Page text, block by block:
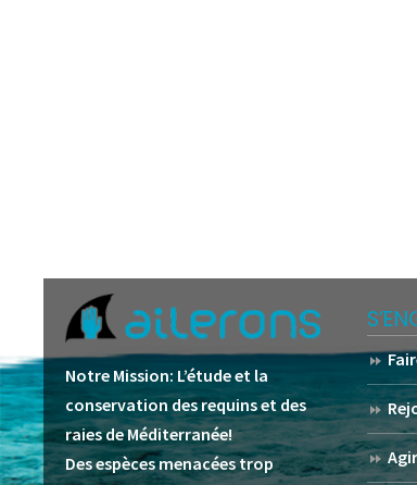
Notre Mission: L’étude et la
conservation des requins et des
raies de Méditerranée!
Des espèces menacées trop